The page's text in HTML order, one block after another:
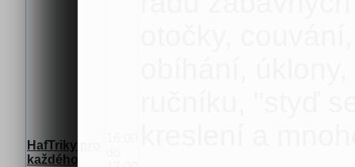
HafTriky pro
každého